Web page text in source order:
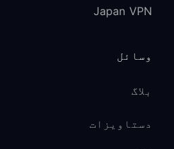
Japan VPN
وسائل
بلاگ
دستاویزات